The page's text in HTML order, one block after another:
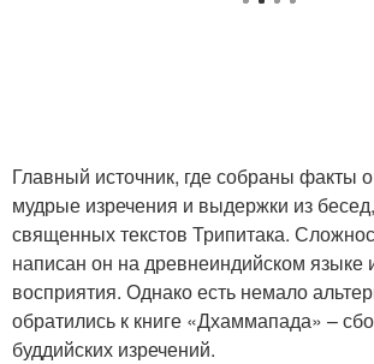
Главный источник, где собраны факты
мудрые изречения и выдержки из
священных текстов Трипитака.
написан он на древнеиндийском языке
восприятия. Однако есть немало
обратились к книге «Дхаммапада» –
буддийских изречений.